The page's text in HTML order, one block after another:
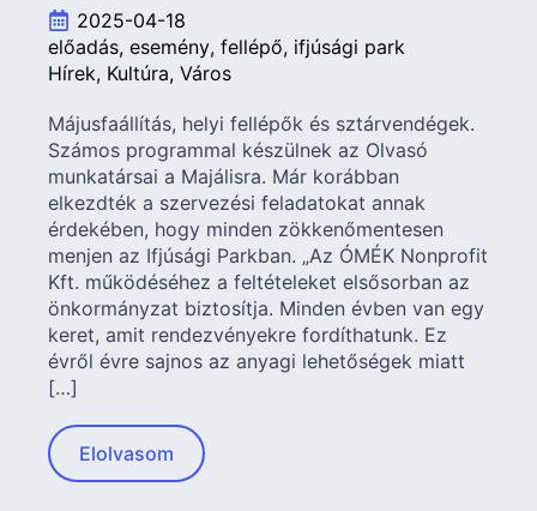
2025-04-18
előadás esemény fellépő ifjúsági park
Hírek Kultúra Város
Májusfaállítás, helyi fellépők és sztárvendégek.
Számos programmal készülnek az Olvasó
munkatársai a Majálisra. Már korábban
elkezdték a szervezési feladatokat annak
érdekében, hogy minden zökkenőmentesen
menjen az Ifjúsági Parkban. „Az ÓMÉK Nonprofit
Kft. működéséhez a feltételeket elsősorban az
önkormányzat biztosítja. Minden évben van egy
keret, amit rendezvényekre fordíthatunk. Ez
évről évre sajnos az anyagi lehetőségek miatt
[…]
Elolvasom